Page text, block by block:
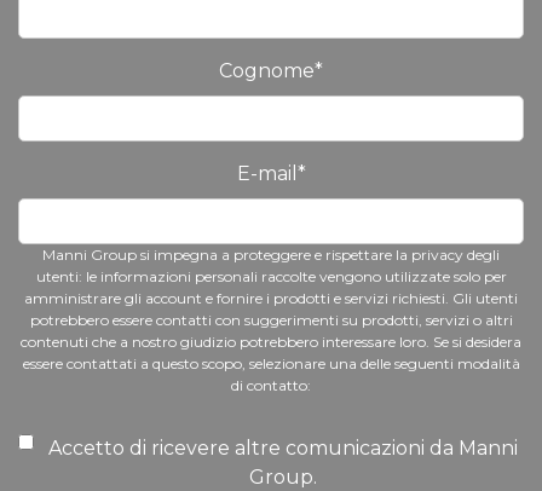
Cognome*
E-mail *
Manni Group si impegna a proteggere e rispettare la privacy degli
utenti: le informazioni personali raccolte vengono utilizzate solo per
amministrare gli account e fornire i prodotti e servizi richiesti. Gli utenti
potrebbero essere contatti con suggerimenti su prodotti, servizi o altri
contenuti che a nostro giudizio potrebbero interessare loro. Se si desidera
essere contattati a questo scopo, selezionare una delle seguenti modalità
di contatto:
Accetto di ricevere altre comunicazioni da Manni
Group.